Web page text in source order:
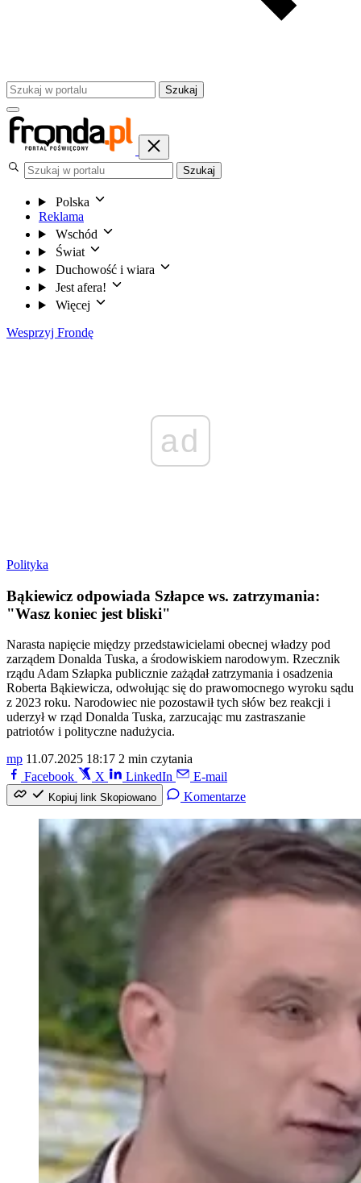
Szukaj
Szukaj
Polska
Reklama
Wschód
Świat
Duchowość i wiara
Jest afera!
Więcej
Wesprzyj Frondę
ad
Polityka
Bąkiewicz odpowiada Szłapce ws. zatrzymania:
"Wasz koniec jest bliski"
Narasta napięcie między przedstawicielami obecnej władzy pod
zarządem Donalda Tuska, a środowiskiem narodowym. Rzecznik
rządu Adam Szłapka publicznie zażądał zatrzymania i osadzenia
Roberta Bąkiewicza, odwołując się do prawomocnego wyroku sądu
z 2023 roku. Narodowiec nie pozostawił tych słów bez reakcji i
uderzył w rząd Donalda Tuska, zarzucając mu zastraszanie
patriotów i polityczne nadużycia.
mp 11.07.2025 18:17 2 min czytania
Facebook
X LinkedIn E-mail
Kopiuj link Skopiowano Komentarze